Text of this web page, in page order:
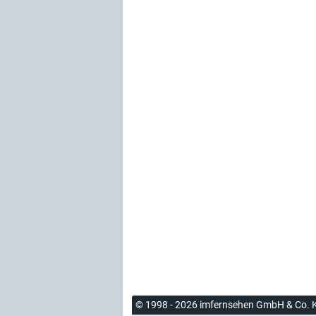
© 1998 - 2026 imfernsehen GmbH & Co.